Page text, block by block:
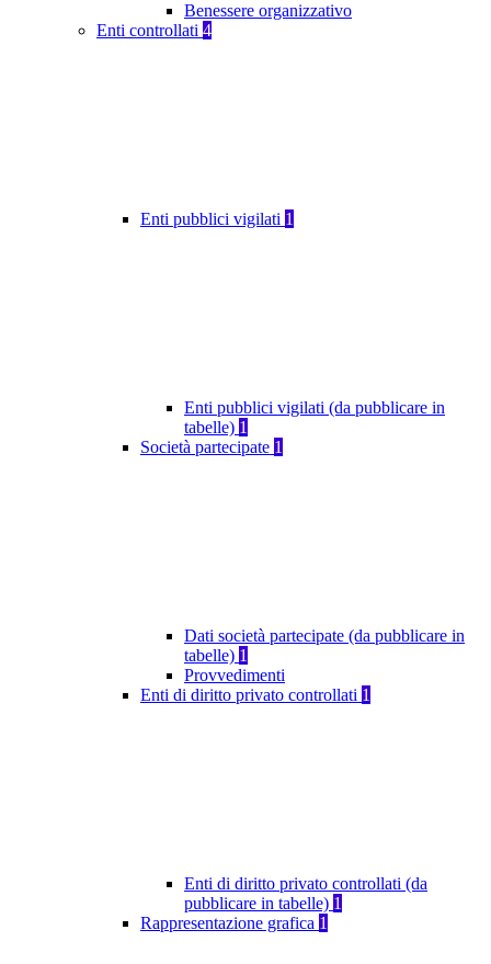
Benessere organizzativo
Enti controllati 4
Enti pubblici vigilati 1
Enti pubblici vigilati (da pubblicare in
tabelle) 1
Società partecipate 1
Dati società partecipate (da pubblicare in
tabelle) 1
Provvedimenti
Enti di diritto privato controllati 1
Enti di diritto privato controllati (da
pubblicare in tabelle) 1
Rappresentazione grafica 1